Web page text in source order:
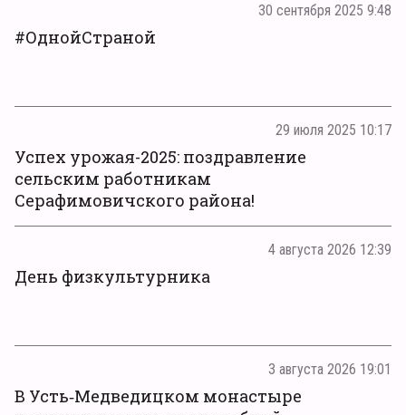
30 сентября 2025 9:48
#ОднойСтраной
29 июля 2025 10:17
Успех урожая-2025: поздравление
сельским работникам
Серафимовичского района!
4 августа 2026 12:39
День физкультурника
3 августа 2026 19:01
В Усть‑Медведицком монастыре